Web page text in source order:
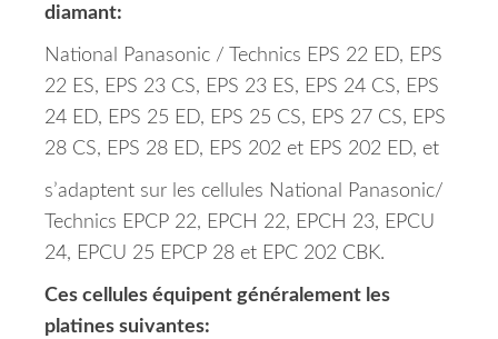
diamant:
National Panasonic / Technics EPS 22 ED, EPS
22 ES, EPS 23 CS, EPS 23 ES, EPS 24 CS, EPS
24 ED, EPS 25 ED, EPS 25 CS, EPS 27 CS, EPS
28 CS, EPS 28 ED, EPS 202 et EPS 202 ED, et
s’adaptent sur les cellules National Panasonic/
Technics EPCP 22, EPCH 22, EPCH 23, EPCU
24, EPCU 25 EPCP 28 et EPC 202 CBK.
Ces cellules équipent généralement les
platines suivantes: